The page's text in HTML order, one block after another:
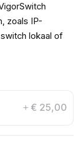
zoals IP-
lokaal of
+ € 25,00